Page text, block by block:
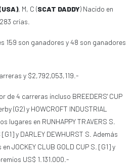
, M, C (SCAT DADDY) Nacido en
crías.
159 son ganadores y 48 son ganadores
y $2,792,053,119.-
de 4 carreras incluso BREEDERS' CUP
(G2) y HOWCROFT INDUSTRIAL
lugares en RUNHAPPY TRAVERS S.
y DARLEY DEWHURST S. Además
JOCKEY CLUB GOLD CUP S. [G1] y
US$ 1.131.000.-